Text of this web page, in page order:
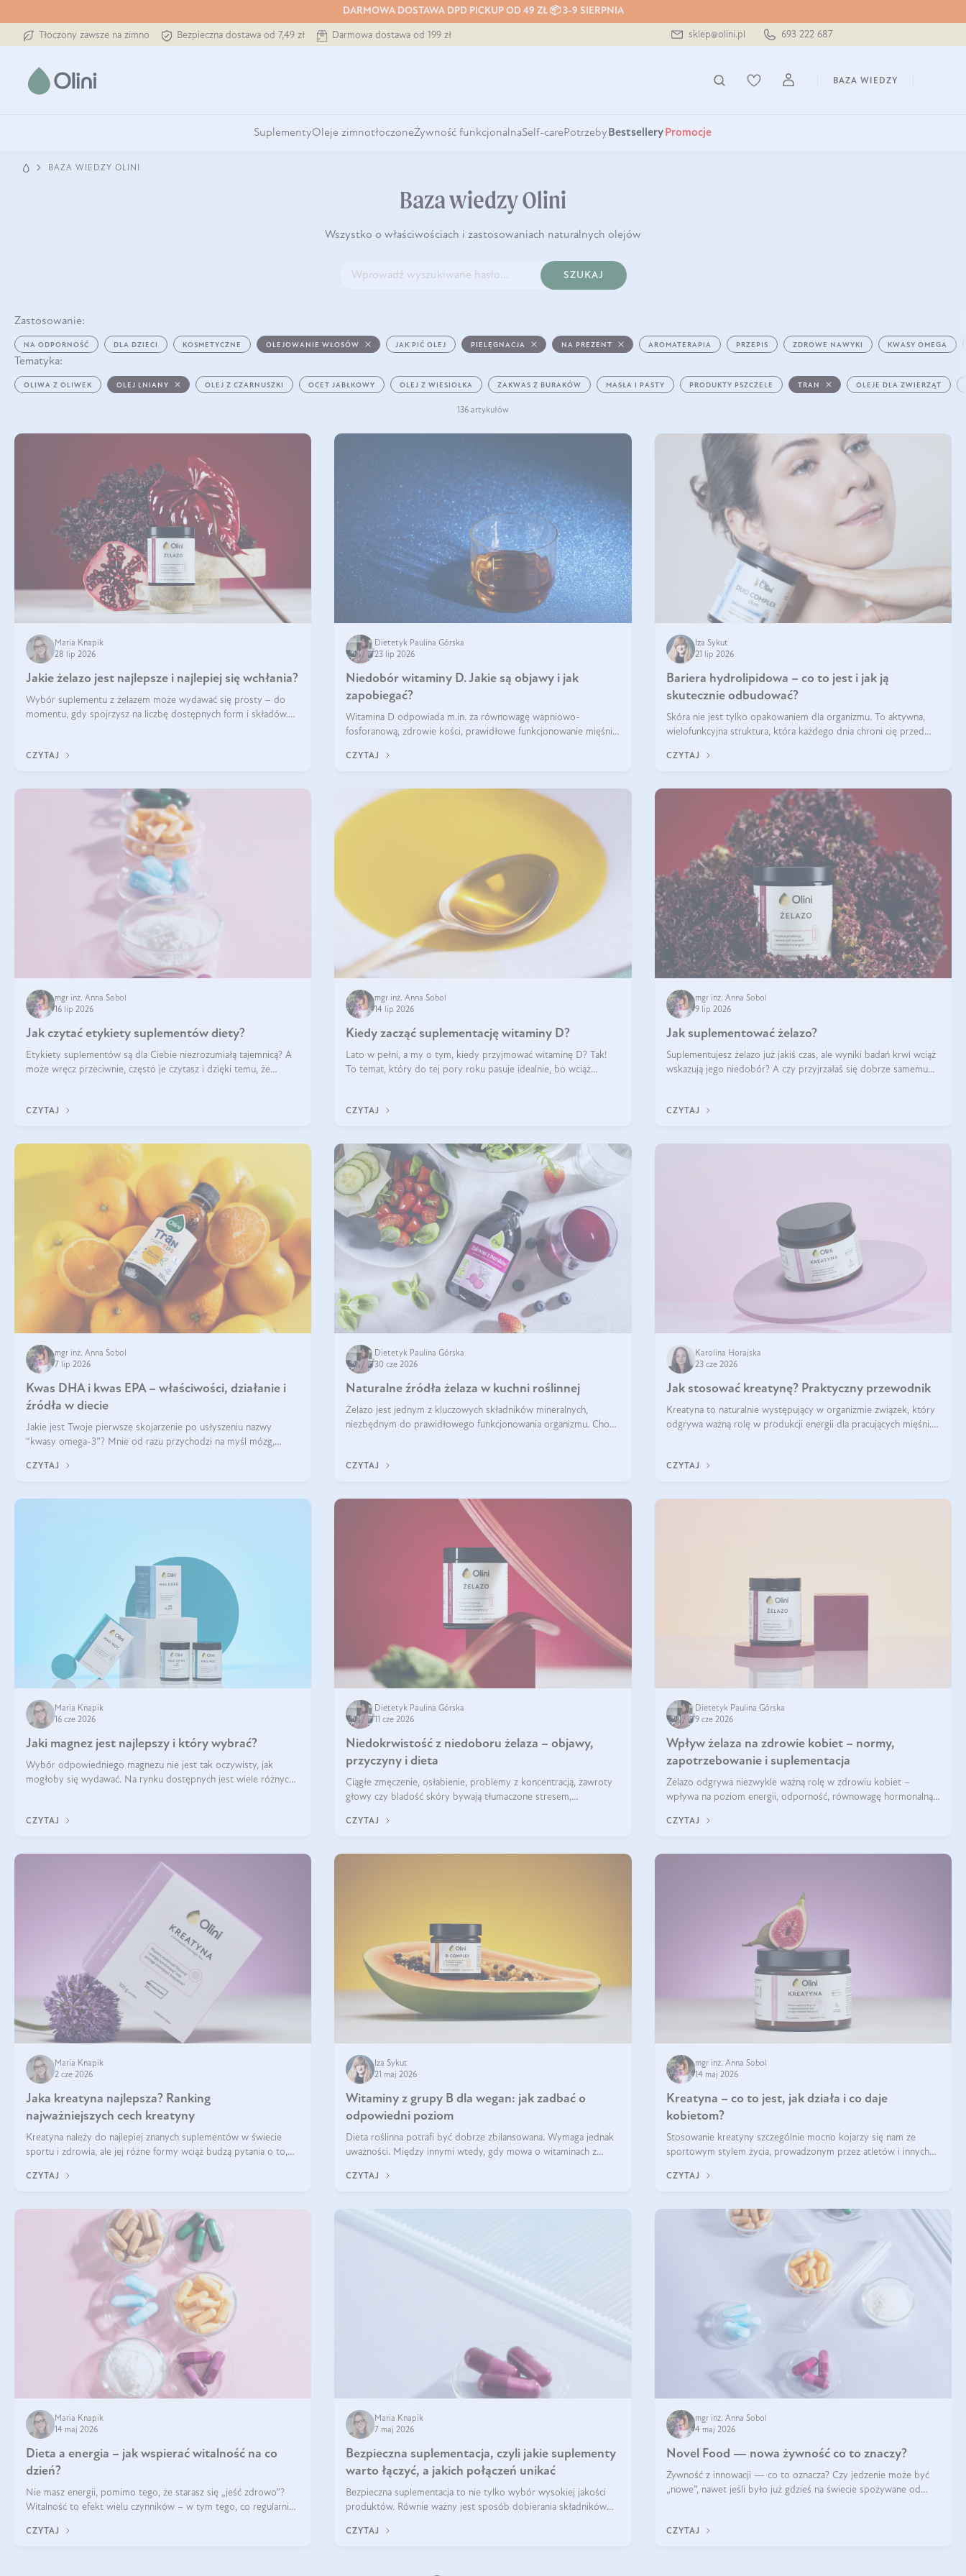
DARMOWA DOSTAWA DPD PICKUP OD 49 ZŁ 📦 3-9 SIERPNIA
Tłoczony zawsze na zimno Bezpieczna dostawa od 7,49 zł Darmowa dostawa od 199 zł sklep@olini.pl 693 222 687
BAZA WIEDZY
SuplementyOleje zimnotłoczoneŻywność funkcjonalnaSelf-carePotrzeby Bestsellery Promocje
BAZA WIEDZY OLINI
Baza wiedzy Olini
Wszystko o właściwościach i zastosowaniach naturalnych olejów
SZUKAJ
Zastosowanie:
NA ODPORNOŚĆ DLA DZIECI KOSMETYCZNE OLEJOWANIE WŁOSÓW JAK PIĆ OLEJ PIELĘGNACJA NA PREZENT AROMATERAPIA PRZEPIS ZDROWE NAWYKI KWASY OMEGA
Tematyka:
OLIWA Z OLIWEK OLEJ LNIANY OLEJ Z CZARNUSZKI OCET JABŁKOWY OLEJ Z WIESIOŁKA ZAKWAS Z BURAKÓW MASŁA I PASTY PRODUKTY PSZCZELE TRAN OLEJE DLA ZWIERZĄT
136 artykułów
Maria Knapik
28 lip 2026
Jakie żelazo jest najlepsze i najlepiej się wchłania?
Wybór suplementu z żelazem może wydawać się prosty – do
momentu, gdy spojrzysz na liczbę dostępnych form i składów.
suplement?
CZYTAJ
Dietetyk Paulina Górska
23 lip 2026
Niedobór witaminy D. Jakie są objawy i jak
zapobiegać?
Witamina D odpowiada m.in. za równowagę wapniowo-
fosforanową, zdrowie kości, prawidłowe funkcjonowanie mięśni i
pod wpływem słońca, niedobór witaminy D pozostaje częstym
CZYTAJ
Iza Sykut
21 lip 2026
Bariera hydrolipidowa – co to jest i jak ją
skutecznie odbudować?
Skóra nie jest tylko opakowaniem dla organizmu. To aktywna,
wielofunkcyjna struktura, która każdego dnia chroni cię przed
środowiskowymi. Jednym z jej kluczowych elementów jest
CZYTAJ
mgr inż. Anna Sobol
16 lip 2026
Jak czytać etykiety suplementów diety?
Etykiety suplementów są dla Ciebie niezrozumiałą tajemnicą? A
może wręcz przeciwnie, często je czytasz i dzięki temu, że
CZYTAJ
mgr inż. Anna Sobol
14 lip 2026
Kiedy zacząć suplementację witaminy D?
Lato w pełni, a my o tym, kiedy przyjmować witaminę D? Tak!
To temat, który do tej pory roku pasuje idealnie, bo wciąż
słońcu, aby witami
CZYTAJ
mgr inż. Anna Sobol
9 lip 2026
Jak suplementować żelazo?
Suplementujesz żelazo już jakiś czas, ale wyniki badań krwi wciąż
wskazują jego niedobór? A czy przyjrzałaś się dobrze samemu
CZYTAJ
mgr inż. Anna Sobol
7 lip 2026
Kwas DHA i kwas EPA – właściwości, działanie i
źródła w diecie
Jakie jest Twoje pierwsze skojarzenie po usłyszeniu nazwy
“kwasy omega-3”? Mnie od razu przychodzi na myśl mózg,
skupimy się głównie na dwóch kwasach z tej rodziny: DHA oraz
CZYTAJ
Dietetyk Paulina Górska
30 cze 2026
Naturalne źródła żelaza w kuchni roślinnej
Żelazo jest jednym z kluczowych składników mineralnych,
niezbędnym do prawidłowego funkcjonowania organizmu. Choć
źródeł tego pierwiastka.
CZYTAJ
Karolina Horajska
23 cze 2026
Jak stosować kreatynę? Praktyczny przewodnik
Kreatyna to naturalnie występujący w organizmie związek, który
odgrywa ważną rolę w produkcji energii dla pracujących mięśni.
prze
CZYTAJ
Maria Knapik
16 cze 2026
Jaki magnez jest najlepszy i który wybrać?
Wybór odpowiedniego magnezu nie jest tak oczywisty, jak
mogłoby się wydawać. Na rynku dostępnych jest wiele różnych
CZYTAJ
Dietetyk Paulina Górska
11 cze 2026
Niedokrwistość z niedoboru żelaza – objawy,
przyczyny i dieta
Ciągłe zmęczenie, osłabienie, problemy z koncentracją, zawroty
głowy czy bladość skóry bywają tłumaczone stresem,
może być niedokrwistość z niedoboru żelaza.
CZYTAJ
Dietetyk Paulina Górska
9 cze 2026
Wpływ żelaza na zdrowie kobiet – normy,
zapotrzebowanie i suplementacja
Żelazo odgrywa niezwykle ważną rolę w zdrowiu kobiet –
wpływa na poziom energii, odporność, równowagę hormonalną i
niedobór może prowadzić m.in. do zmęczenia, bólów i zawrotów
CZYTAJ
Maria Knapik
2 cze 2026
Jaka kreatyna najlepsza? Ranking
najważniejszych cech kreatyny
Kreatyna należy do najlepiej znanych suplementów w świecie
sportu i zdrowia, ale jej różne formy wciąż budzą pytania o to,
przyglądamy się temu, jaka forma kreatyny jest najlepsza.
CZYTAJ
Iza Sykut
21 maj 2026
Witaminy z grupy B dla wegan: jak zadbać o
odpowiedni poziom
Dieta roślinna potrafi być dobrze zbilansowana. Wymaga jednak
uważności. Między innymi wtedy, gdy mowa o witaminach z
naczyń połączonych.
CZYTAJ
mgr inż. Anna Sobol
14 maj 2026
Kreatyna – co to jest, jak działa i co daje
kobietom?
Stosowanie kreatyny szczególnie mocno kojarzy się nam ze
sportowym stylem życia, prowadzonym przez atletów i innych
ten naturalny metabolit aminokwasów poprawia wydolność i
CZYTAJ
Maria Knapik
14 maj 2026
Dieta a energia – jak wspierać witalność na co
dzień?
Nie masz energii, pomimo tego, że starasz się „jeść zdrowo”?
Witalność to efekt wielu czynników – w tym tego, co regularnie
się w zależności od osoby
CZYTAJ
Maria Knapik
7 maj 2026
Bezpieczna suplementacja, czyli jakie suplementy
warto łączyć, a jakich połączeń unikać
Bezpieczna suplementacja to nie tylko wybór wysokiej jakości
produktów. Równie ważny jest sposób dobierania składników
łączyć suplementy diety? Poznaj nasze wskazówki.
CZYTAJ
mgr inż. Anna Sobol
4 maj 2026
Novel Food — nowa żywność co to znaczy?
Żywność z innowacji — co to oznacza? Czy jedzenie może być
„nowe”, nawet jeśli było już gdzieś na świecie spożywane od
poznasz definicję n
CZYTAJ